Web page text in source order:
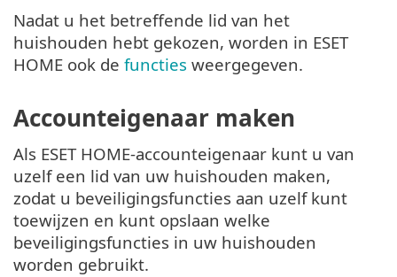
Nadat u het betreffende lid van het
huishouden hebt gekozen, worden in ESET
HOME ook de functies weergegeven.
Accounteigenaar maken
Als ESET HOME-accounteigenaar kunt u van
uzelf een lid van uw huishouden maken,
zodat u beveiligingsfuncties aan uzelf kunt
toewijzen en kunt opslaan welke
beveiligingsfuncties in uw huishouden
worden gebruikt.